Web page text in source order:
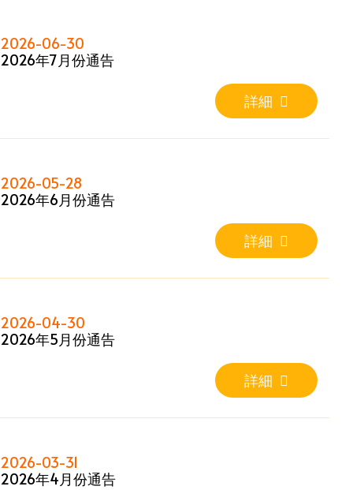
2026-06-30
2026年7月份通告
詳細
2026-05-28
2026年6月份通告
詳細
2026-04-30
2026年5月份通告
詳細
2026-03-31
2026年4月份通告